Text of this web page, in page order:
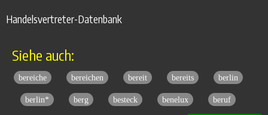
Handelsvertreter-Datenbank
Siehe auch:
bereiche bereichen bereit bereits berlin
berlin* berg besteck benelux beruf